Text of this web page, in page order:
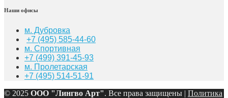
Наши офисы
м. Дубровка
+7 (495) 585-44-60
м. Спортивная
+7 (499) 391-45-93
м. Пролетарская
+7 (495) 514-51-91
© 2025 ООО "Лингво Арт". Все права защищены | Политика